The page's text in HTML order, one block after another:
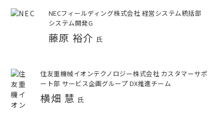
NECフィールディング株式会社 経営システム統括部
システム開発G
藤原 裕介 氏
住友重機械イオンテクノロジー株式会社 カスタマーサポ
ート部 サービス企画グループ DX推進チーム
横畑 慧 氏